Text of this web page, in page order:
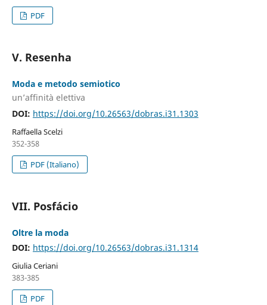
PDF
V. Resenha
Moda e metodo semiotico
un’affinità elettiva
DOI: https://doi.org/10.26563/dobras.i31.1303
Raffaella Scelzi
352-358
PDF (Italiano)
VII. Posfácio
Oltre la moda
DOI: https://doi.org/10.26563/dobras.i31.1314
Giulia Ceriani
383-385
PDF